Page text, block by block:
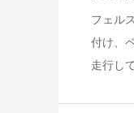
フェル
付け、
走行し